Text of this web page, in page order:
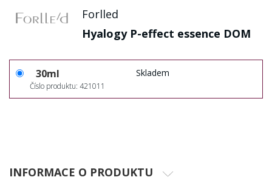
Forlled
Hyalogy P-effect essence DOM
30ml
Číslo produktu: 421011
Skladem
INFORMACE O PRODUKTU